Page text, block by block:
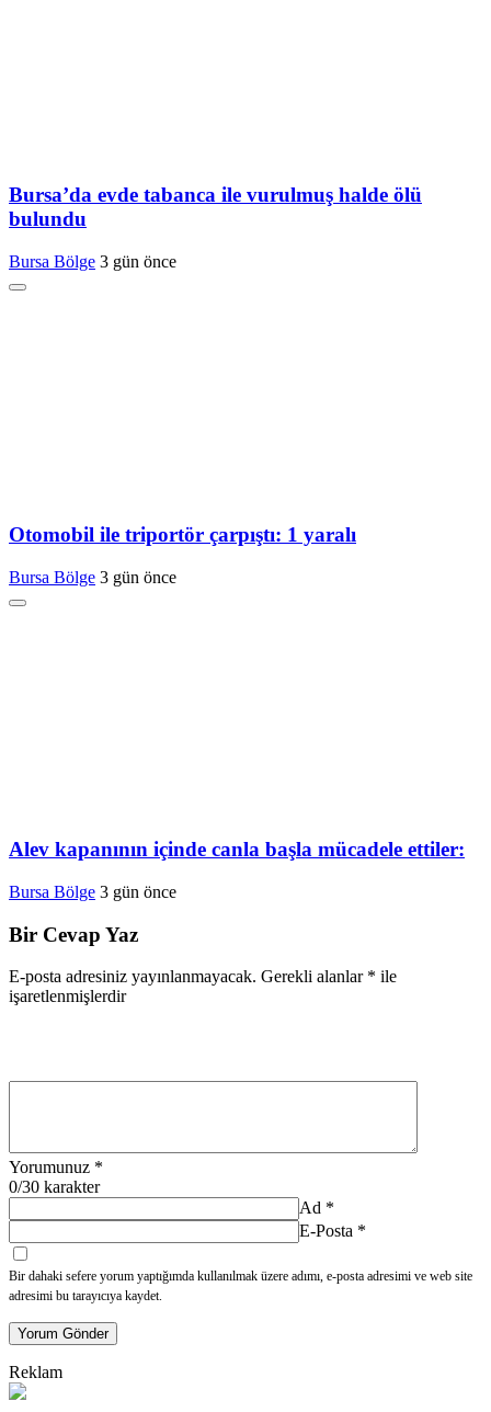
Bursa’da evde tabanca ile vurulmuş halde ölü
bulundu
Bursa Bölge 3 gün önce
Otomobil ile triportör çarpıştı: 1 yaralı
Bursa Bölge 3 gün önce
Alev kapanının içinde canla başla mücadele ettiler:
Bursa Bölge 3 gün önce
Bir Cevap Yaz
E-posta adresiniz yayınlanmayacak. Gerekli alanlar * ile
işaretlenmişlerdir
Yorumunuz *
0/30 karakter
Ad *
E-Posta *
Bir dahaki sefere yorum yaptığımda kullanılmak üzere adımı, e-posta adresimi ve web site
adresimi bu tarayıcıya kaydet.
Yorum Gönder
Reklam